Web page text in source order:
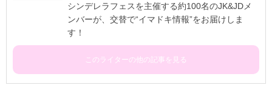
シンデレラフェスを主催する約100名のJK&JDメ
ンバーが、交替で“イマドキ情報”をお届けしま
す！
このライターの他の記事を見る